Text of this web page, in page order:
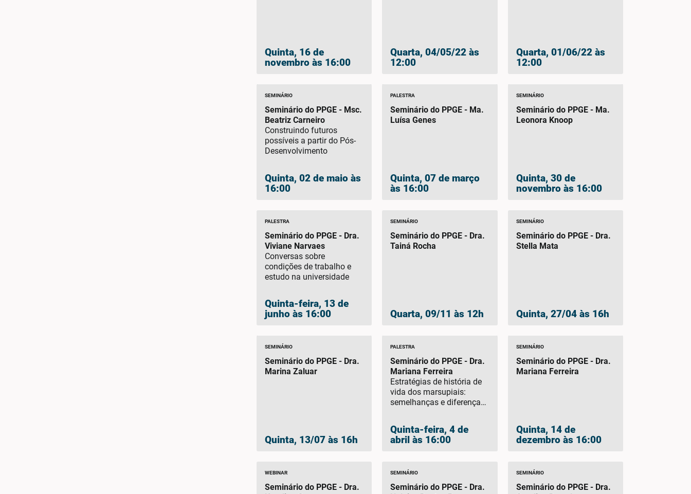
Quinta, 16 de
novembro às 16:00
Quarta, 04/05/22 às
12:00
Quarta, 01/06/22 às
12:00
SEMINÁRIO
Seminário do PPGE - Msc.
Beatriz Carneiro
Construindo futuros
possíveis a partir do Pós-
Desenvolvimento
Quinta, 02 de maio às
16:00
PALESTRA
Seminário do PPGE - Ma.
Luísa Genes
Quinta, 07 de março
às 16:00
SEMINÁRIO
Seminário do PPGE - Ma.
Leonora Knoop
Quinta, 30 de
novembro às 16:00
PALESTRA
Seminário do PPGE - Dra.
Viviane Narvaes
Conversas sobre
condições de trabalho e
estudo na universidade
Quinta-feira, 13 de
junho às 16:00
SEMINÁRIO
Seminário do PPGE - Dra.
Tainá Rocha
Quarta, 09/11 às 12h
SEMINÁRIO
Seminário do PPGE - Dra.
Stella Mata
Quinta, 27/04 às 16h
SEMINÁRIO
Seminário do PPGE - Dra.
Marina Zaluar
Quinta, 13/07 às 16h
PALESTRA
Seminário do PPGE - Dra.
Mariana Ferreira
Estratégias de história de
vida dos marsupiais:
semelhanças e diferenças
Quinta-feira, 4 de
abril às 16:00
SEMINÁRIO
Seminário do PPGE - Dra.
Mariana Ferreira
Quinta, 14 de
dezembro às 16:00
WEBINAR
Seminário do PPGE - Dra.
SEMINÁRIO
Seminário do PPGE - Dra.
SEMINÁRIO
Seminário do PPGE - Dra.